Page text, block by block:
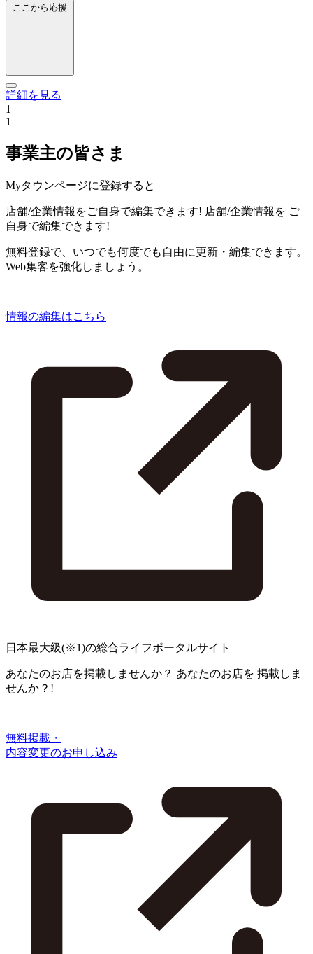
ここから応援
詳細を見る
1
1
事業主の皆さま
Myタウンページに登録すると
店舗/企業情報をご自身で編集できます! 店舗/企業情報を ご
自身で編集できます!
無料登録で、いつでも何度でも自由に更新・編集できます。
Web集客を強化しましょう。
情報の編集はこちら
日本最大級(※1)の総合ライフポータルサイト
あなたのお店を掲載しませんか？ あなたのお店を 掲載しま
せんか？!
無料掲載・
内容変更のお申し込み